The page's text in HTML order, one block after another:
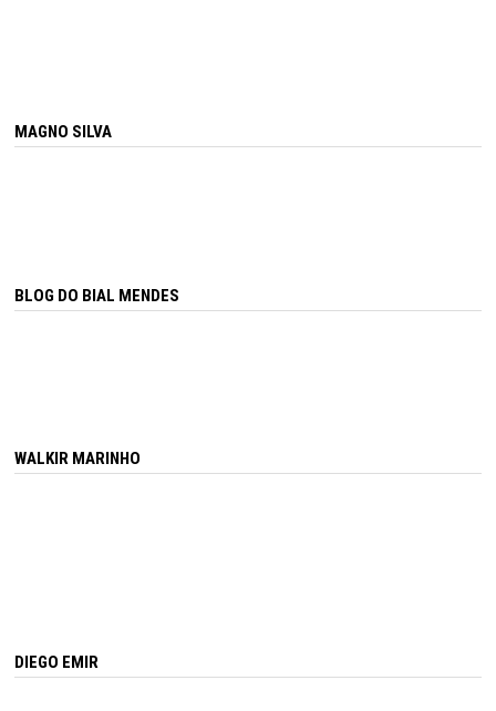
MAGNO SILVA
BLOG DO BIAL MENDES
WALKIR MARINHO
DIEGO EMIR